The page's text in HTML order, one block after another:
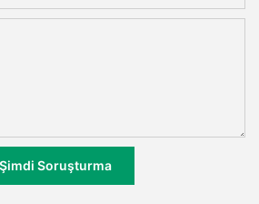
Şimdi Soruşturma